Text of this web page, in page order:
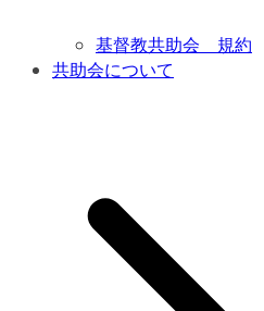
基督教共助会 規約
共助会について